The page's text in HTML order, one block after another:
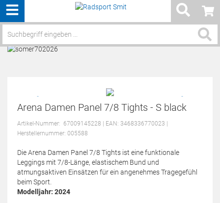
Menü
Service / Hilfe
Arena Damen Panel 7/8 Tights - S black
Artikel-Nummer: 67009145228 | EAN: 3468336770023
Herstellernummer: 005588
Die Arena Damen Panel 7/8 Tights ist eine funktionale
Leggings mit 7/8-Länge, elastischem Bund und
atmungsaktiven Einsätzen für ein angenehmes Tragegefühl
beim Sport.
Modelljahr: 2024